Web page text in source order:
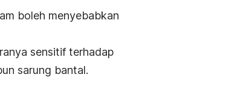
boleh menyebabkan
sensitif terhadap
sarung bantal.